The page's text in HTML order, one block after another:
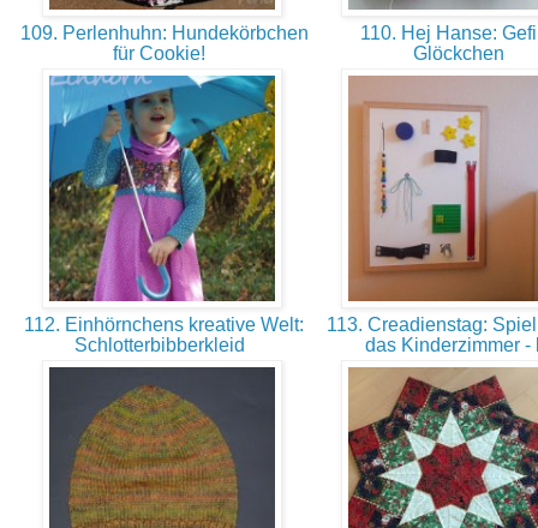
109. Perlenhuhn: Hundekörbchen
für Cookie!
110. Hej Hanse:
Glöckchen
112. Einhörnchens kreative Welt:
Schlotterbibberkleid
113. Creadienstag:
das Kinderzimmer